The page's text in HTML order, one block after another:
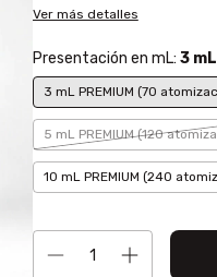
Ver más detalles
Presentación en mL: 3
3 mL PREMIUM (70
5 mL PREMIUM (120
10 mL PREMIUM (240